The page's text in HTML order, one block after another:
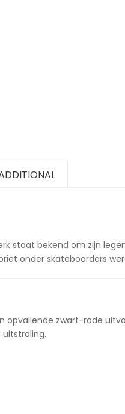
staat bekend om zijn
onder skateboarders
opvallende zwart-rode